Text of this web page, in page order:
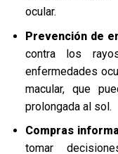
ocular.
Prevención de
contra los
enfermedades
macular, que
prolongada al sol.
Compras
tomar